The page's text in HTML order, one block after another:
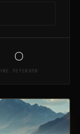
0
УЖЕ ПЕРЕЖИЛИ